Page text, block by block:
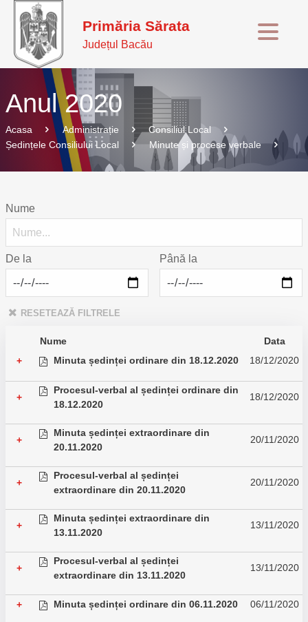
Primăria Sărata
Județul Bacău
Anul 2020
Acasa Administrație
Consiliul Local
Ședințele Consiliului Local
Minute și procese verbale
Nume
De la Până la
RESETEAZĂ FILTRELE
Nume
Data
+
Minuta ședinței ordinare din 18.12.2020 18/12/2020
+
Procesul-verbal al ședinței ordinare din
18.12.2020
18/12/2020
+
Minuta ședinței extraordinare din
20.11.2020
20/11/2020
+
Procesul-verbal al ședinței
extraordinare din 20.11.2020
20/11/2020
+
Minuta ședinței extraordinare din
13.11.2020
13/11/2020
+
Procesul-verbal al ședinței
extraordinare din 13.11.2020
13/11/2020
+ Minuta ședinței ordinare din 06.11.2020 06/11/2020